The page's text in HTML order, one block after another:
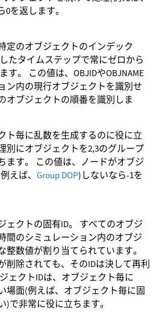
0を返します。
定のオブジェクトのインデック
たタイムステップで常にゼロから
す。 この値は、OBJIDやOBJNAME
ン内の現行オブジェクトを識別せ
オブジェクトの順番を識別しま
ト毎に乱数を生成するのに役に立
別にオブジェクトを2,3のグループ
ます。 この値は、ノードがオブジ
えば、 Group DOP)しないなら-1を
ェクトの固有ID。 すべてのオブジ
間のシミュレーション内のオブジ
整数値が割り当てられています。
削除されても、そのIDは決して再利
ェクトIDは、オブジェクト毎に
場面(例えば、オブジェクト毎に固
)で非常に役に立ちます。